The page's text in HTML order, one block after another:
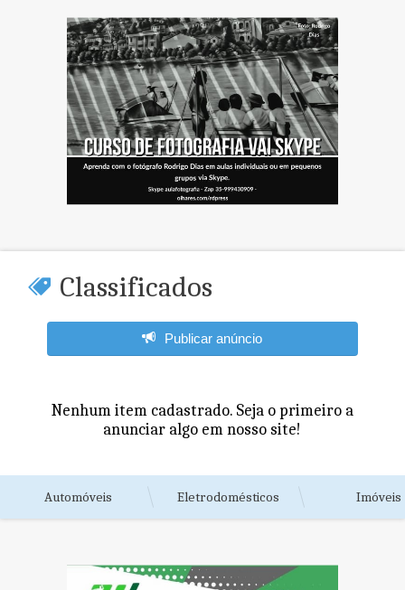
Classificados
Publicar anúncio
Nenhum item cadastrado. Seja o primeiro a
anunciar algo em nosso site!
Automóveis Eletrodomésticos Imóveis